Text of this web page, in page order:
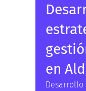
en
Desarrollo